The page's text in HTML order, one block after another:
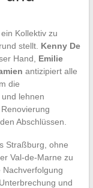
Kollektiv zu
stellt. Kenny De
Hand, Emilie
antizipiert alle
die
lehnen
Abschlüssen.
Straßburg, ohne
Val-de-Marne zu
und